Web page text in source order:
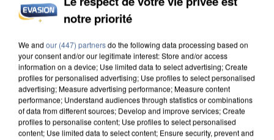
INCENDIES : L’ÎLE-DE-FRANCE LANCE UN ÉLAN
DE SOLIDARITÉ AVEC LES...
notre priorité
We and our (447) partnersdo the following data processing based on
your consent and/or our legitimate interest: Store and/or access
information on a device; Use limited data to select advertising; Create
profiles for personalised advertising; Use profiles to select personalised
advertising; Measure advertising performance; Measure content
performance; Understand audiences through statistics or combinations
of data from different sources; Develop and improve services; Create
profiles to personalise content; Use profiles to select personalised
content; Use limited data to select content; Ensure security, prevent and